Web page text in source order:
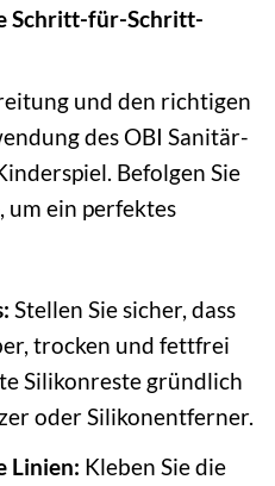
Schritt-für-Schritt-
und den richtigen
des OBI Sanitär-
Befolgen Sie
um ein perfektes
Stellen Sie sicher, dass
trocken und fettfrei
Silikonreste gründlich
oder Silikonentferner.
Linien: Kleben Sie die